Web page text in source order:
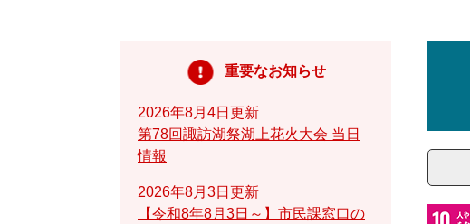
重要なお知らせ
2026年8月4日更新
第78回諏訪湖祭湖上花火大会 当日
情報
2026年8月3日更新
【令和8年8月3日～】市民課窓口の